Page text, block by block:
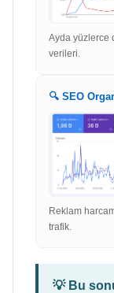
Ayda yüzlerce
verileri.
🔍 SEO
Reklam
trafik.
💡 Bu